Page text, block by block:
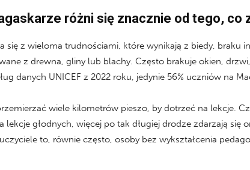
różni się znacznie od tego, co
się z wieloma trudnościami, które wynikają z biedy,
z drewna, gliny lub blachy. Często brakuje okien,
danych UNICEF z 2022 roku, jedynie 56% uczniów na
wiele kilometrów pieszo, by dotrzeć na lekcje.
lekcje głodnych, więcej po tak długiej drodze zdarzają
to, równie często, osoby bez wykształcenia